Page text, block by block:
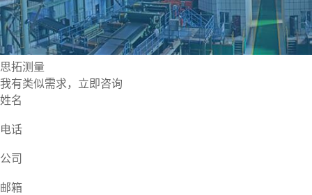
思拓测量
我有类似需求，立即咨询
姓名
电话
公司
邮箱